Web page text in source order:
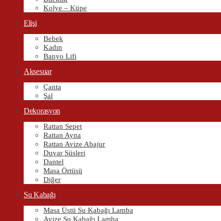
Kolye – Küpe
Elişi
Bebek
Kadın
Banyo Lifi
Aksesuar
Çanta
Şal
Dekorasyon
Rattan Sepet
Rattan Ayna
Rattan Avize Abajur
Duvar Süsleri
Dantel
Masa Örtüsü
Diğer
Su Kabağı
Masa Üstü Su Kabağı Lamba
Avize Su Kabağı Lamba